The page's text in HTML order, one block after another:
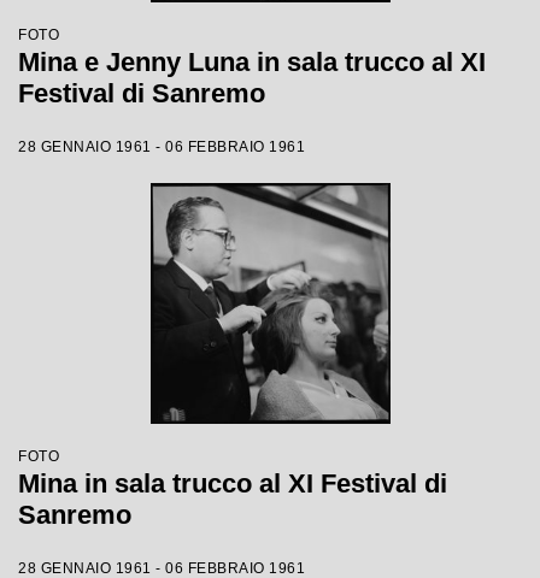
FOTO
Mina e Jenny Luna in sala trucco al XI
Festival di Sanremo
28 GENNAIO 1961 - 06 FEBBRAIO 1961
FOTO
Mina in sala trucco al XI Festival di
Sanremo
28 GENNAIO 1961 - 06 FEBBRAIO 1961